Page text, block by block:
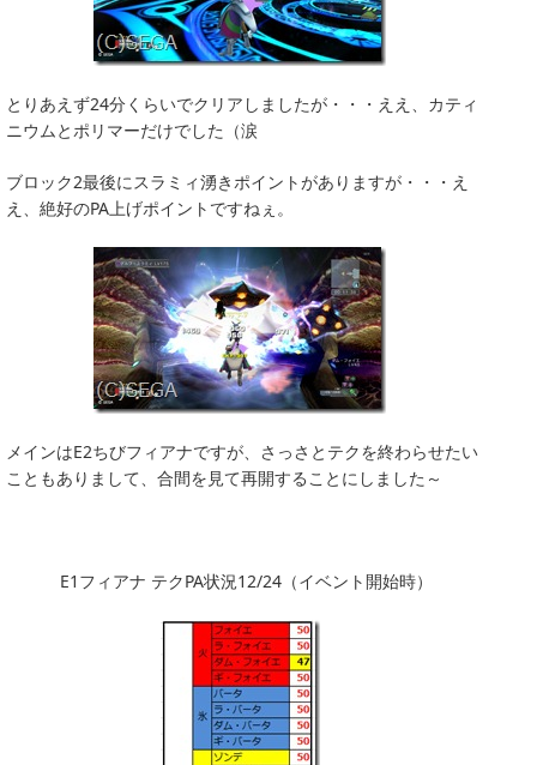
とりあえず24分くらいでクリアしましたが・・・ええ、カティ
ニウムとポリマーだけでした（涙
ブロック2最後にスラミィ湧きポイントがありますが・・・え
え、絶好のPA上げポイントですねぇ。
メインはE2ちびフィアナですが、さっさとテクを終わらせたい
こともありまして、合間を見て再開することにしました～
E1フィアナ テクPA状況12/24（イベント開始時）